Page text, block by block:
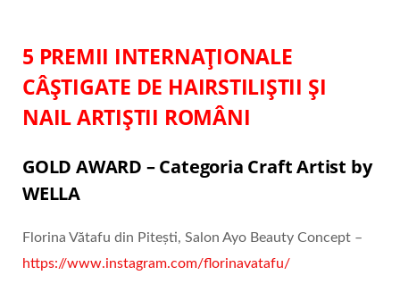
5 PREMII INTERNAȚIONALE
CÂȘTIGATE DE HAIRSTILIȘTII ȘI
NAIL ARTIȘTII ROMÂNI
GOLD AWARD – Categoria Craft Artist by
WELLA
Florina Vătafu din Pitești, Salon Ayo Beauty Concept –
https://www.instagram.com/florinavatafu/